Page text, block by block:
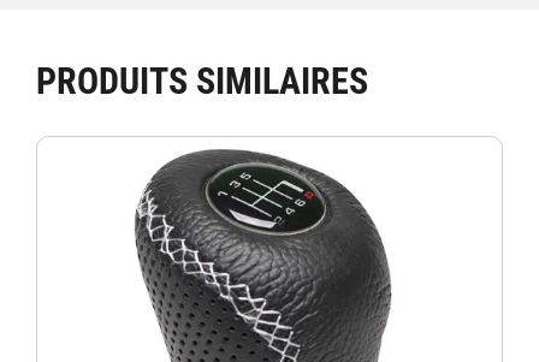
PRODUITS SIMILAIRES